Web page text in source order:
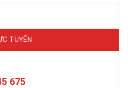
TUYẾN
675